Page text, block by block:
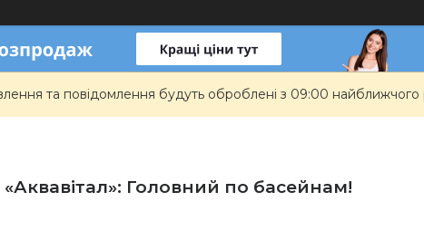
та повідомлення будуть оброблені з 09:00
«Аквавітал»: Головний по басейнам!